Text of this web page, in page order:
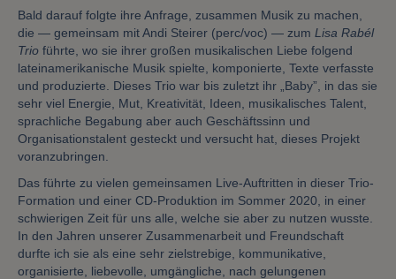
Bald darauf folgte ihre Anfrage, zusammen Musik zu machen,
die — gemeinsam mit Andi Steirer (perc/voc) — zum Lisa Rabél
Trio führte, wo sie ihrer großen musikalischen Liebe folgend
lateinamerikanische Musik spielte, komponierte, Texte verfasste
und produzierte. Dieses Trio war bis zuletzt ihr „Baby”, in das sie
sehr viel Energie, Mut, Kreativität, Ideen, musikalisches Talent,
sprachliche Begabung aber auch Geschäftssinn und
Organisationstalent gesteckt und versucht hat, dieses Projekt
voranzubringen.
Das führte zu vielen gemeinsamen Live-Auftritten in dieser Trio-
Formation und einer CD-Produktion im Sommer 2020, in einer
schwierigen Zeit für uns alle, welche sie aber zu nutzen wusste.
In den Jahren unserer Zusammenarbeit und Freundschaft
durfte ich sie als eine sehr zielstrebige, kommunikative,
organisierte, liebevolle, umgängliche, nach gelungenen